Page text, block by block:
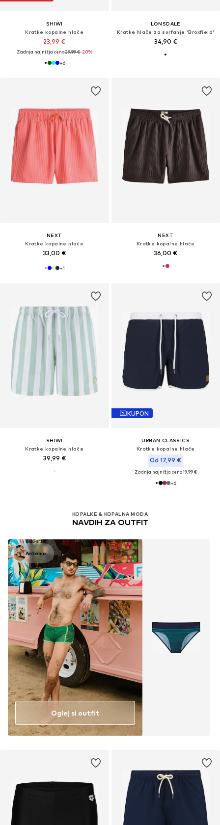
SHIWI
Kratke kopalne hlače
23,99 €
Zadnja najnižja cena29,99 €-20%
+6
LONSDALE
Kratke hlače za surfanje 'Broxfield'
34,90 €
NEXT
Kratke kopalne hlače
33,00 €
+1
NEXT
Kratke kopalne hlače
36,00 €
SHIWI
Kratke kopalne hlače
39,99 €
KUPON
URBAN CLASSICS
Kratke kopalne hlače
Od 17,99 €
Zadnja najnižja cena19,99 €
+6
KOPALKE & KOPALNA MODA
NAVDIH ZA OUTFIT
Antonio
Oglej si outfit